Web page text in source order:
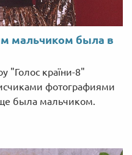
мальчиком была в
"Голос країни-8"
фотографиями
была мальчиком.